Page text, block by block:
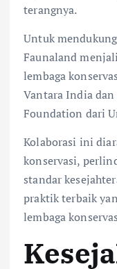
terangnya.
Untuk
Faunaland
lembaga
Vantara India
Foundation dari
Kolaborasi ini
konservasi,
standar
praktik terbaik
lembaga